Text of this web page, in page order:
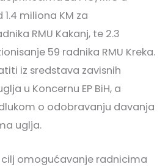
miliona KM za
RMU Kakanj, te 2.3
59 radnika RMU Kreka.
iz sredstava zavisnih
u Koncernu EP BiH, a
o odobravanju davanja
uglja.
omogućavanje radnicima